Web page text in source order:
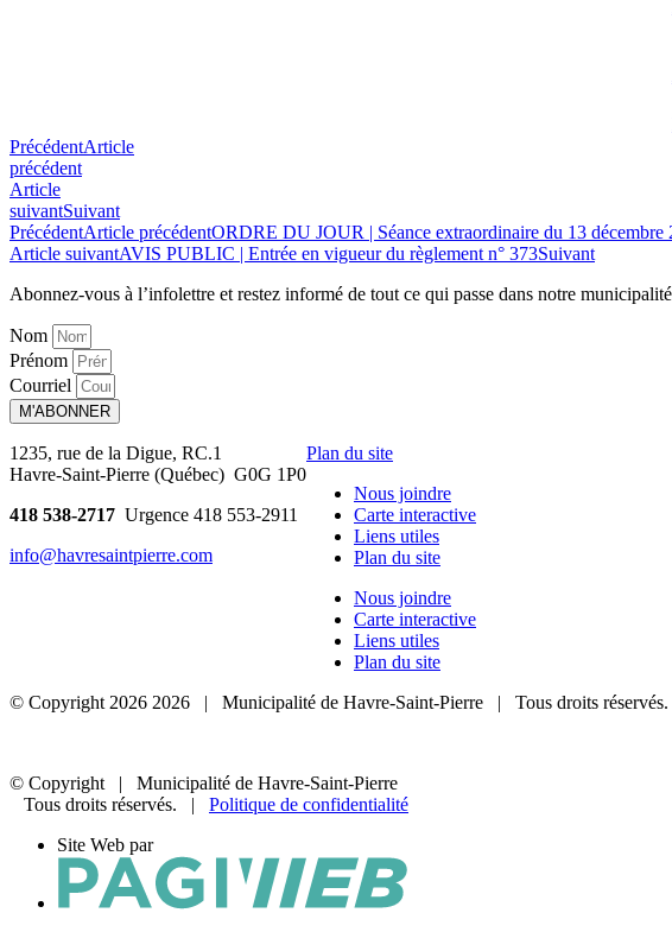
PrécédentArticle
précédent
Article
suivantSuivant
PrécédentArticle précédentORDRE DU JOUR | Séance extraordinaire du 13 décembre
Article suivantAVIS PUBLIC | Entrée en vigueur du règlement n° 373Suivant
Abonnez-vous à l’infolettre et restez informé de tout ce qui passe dans notre
Nom
Prénom
Courriel
M'ABONNER
1235, rue de la Digue, RC.1
Havre-Saint-Pierre (Québec) G0G 1P0
418 538-2717 Urgence 418 553-2911
info@havresaintpierre.com
Plan du site
Nous joindre
Carte interactive
Liens utiles
Plan du site
Nous joindre
Carte interactive
Liens utiles
Plan du site
© Copyright 2026 2026 | Municipalité de Havre-Saint-Pierre | Tous droits
© Copyright
| Municipalité de Havre-Saint-Pierre
Tous droits réservés. | Politique de confidentialité
Site Web par